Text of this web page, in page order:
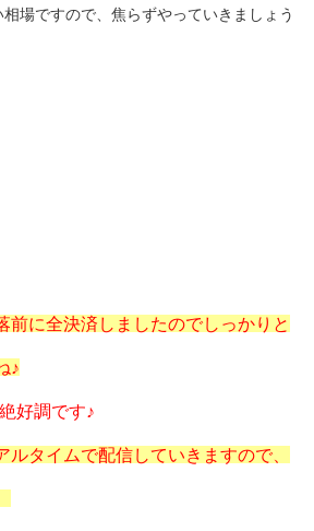
場ですので、焦らずやっていきましょう
前に全決済しましたのでしっかりと
♪
好調です♪
ルタイムで配信していきますので、